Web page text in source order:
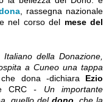
, rassegna nazionale
nel corso del mese del
della Donazione,
a Cuneo una tappa
dona -dichiara Ezio
CRC - Un importante